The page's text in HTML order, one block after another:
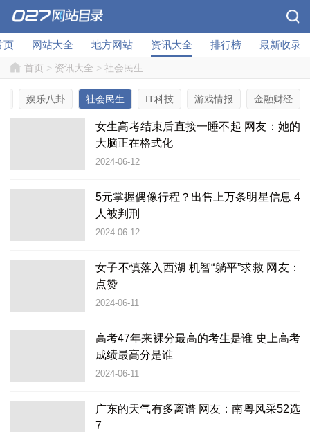
页 网站大全 地方网站 资讯大全 排行榜 最新收录
首页 > 资讯大全 > 社会民生
娱乐八卦 社会民生 IT科技 游戏情报 金融财经
女生高考结束后直接一睡不起 网友：她的
大脑正在格式化
2024-06-12
5元掌握偶像行程？出售上万条明星信息 4
人被判刑
2024-06-12
女子不慎落入西湖 机智“躺平”求救 网友：
点赞
2024-06-11
高考47年来裸分最高的考生是谁 史上高考
成绩最高分是谁
2024-06-11
广东的天气有多离谱 网友：南粤风采52选
7